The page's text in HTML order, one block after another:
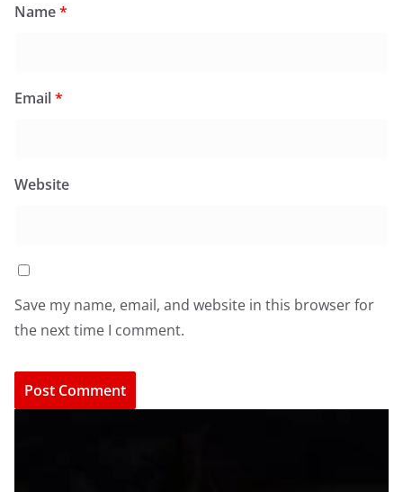
Name*
Email*
Website
Save my name, email, and website in this browser for
the next time I comment.